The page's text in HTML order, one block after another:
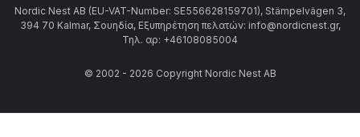
Nordic Nest AB (EU-VAT-Number: SE556628159701), Stämpelvägen 3,
394 70 Kalmar, Σουηδία, Εξυπηρέτηση πελατών: info@nordicnest.gr,
Τηλ. αρ: +46108085004
© 2002 - 2026 Copyright Nordic Nest AB